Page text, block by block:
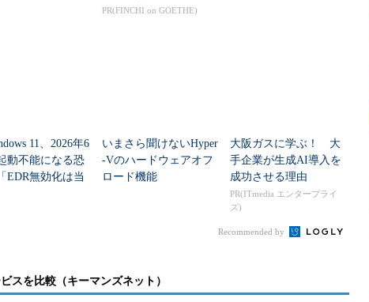
Support）の機能が既定で削除されている
PR(FINCHI on GOETHE)
11、2026年6
動不能になる恐
EDR無効化は当
いまさら聞けないHyper
-Vのハードウェアオフ
ロード機能
大阪ガスに学ぶ！ 大
手企業が生成AI導入を
成功させる理由
PR(ITmedia エンタープライ
ズ)
Recommended by
スを比較（キーマンズネット）